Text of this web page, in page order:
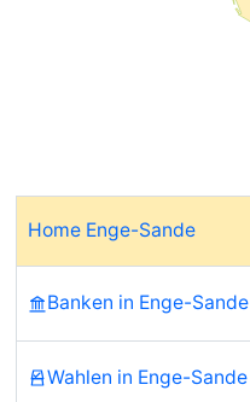
Home Enge-Sande
Banken in Enge-Sande
Wahlen in Enge-Sande